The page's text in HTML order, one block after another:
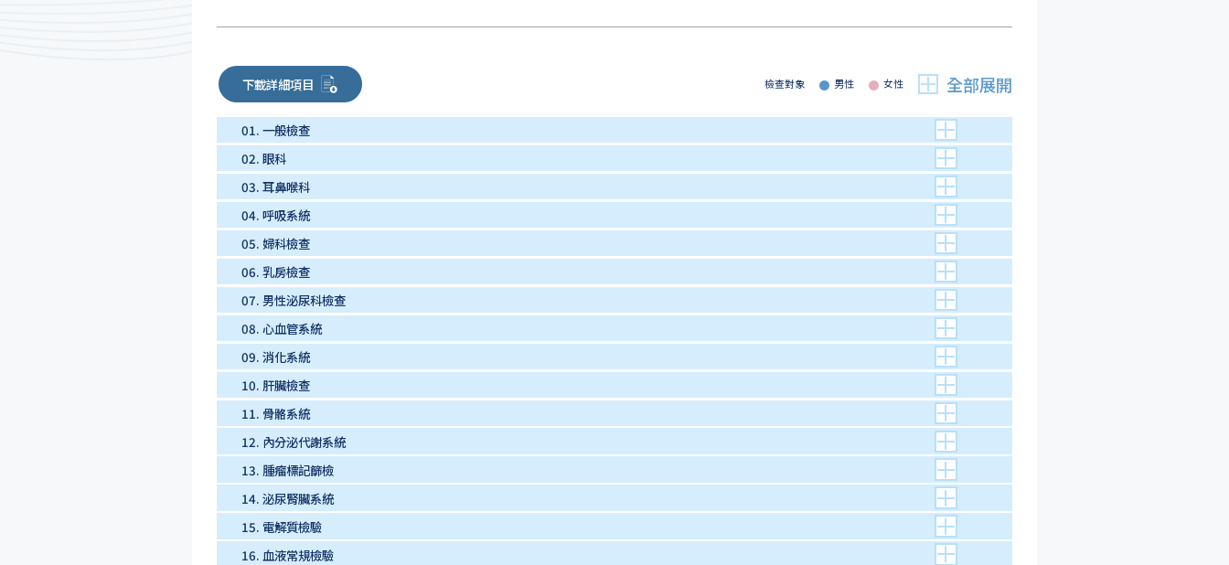
下載詳細項目 檢查對象 男性 女性
01. 一般檢查
02. 眼科
03. 耳鼻喉科
04. 呼吸系統
05. 婦科檢查
06. 乳房檢查
07. 男性泌尿科檢查
08. 心血管系統
09. 消化系統
10. 肝臟檢查
11. 骨骼系統
12. 內分泌代謝系統
13. 腫瘤標記篩檢
14. 泌尿腎臟系統
15. 電解質檢驗
16. 血液常規檢驗